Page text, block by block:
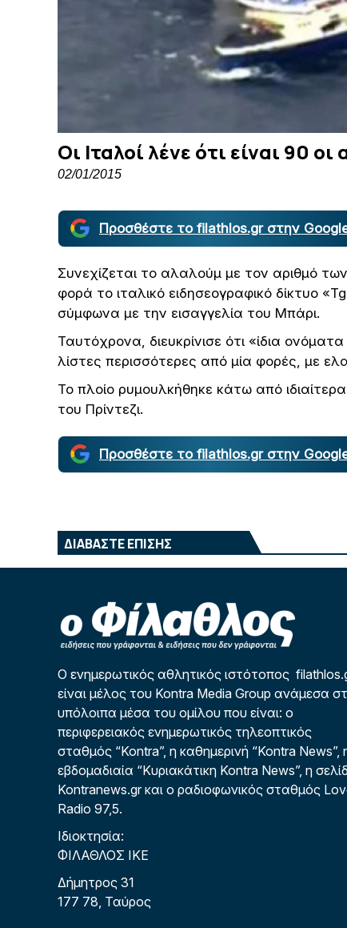
Οι Ιταλοί λένε ότι είναι 90
02/01/2015
Προσθέστε το filathlos.gr στην
Συνεχίζεται το αλαλούμ με τον αριθμό
φορά το ιταλικό ειδησεογραφικό δίκτυο
σύμφωνα με την εισαγγελία του Μπάρι.
Ταυτόχρονα, διευκρίνισε ότι «ίδια
λίστες περισσότερες από μία φορές, με
Το πλοίο ρυμουλκήθηκε κάτω από
του Πρίντεζι.
Προσθέστε το filathlos.gr στην
ΔΙΑΒΑΣΤΕ ΕΠΙΣΗΣ
Ο ενημερωτικός αθλητικός ιστότοπος
είναι μέλος του Kontra Media Group ανάμεσα
υπόλοιπα μέσα του ομίλου που είναι: ο
περιφερειακός ενημερωτικός τηλεοπτικός
σταθμός “Kontra”, η καθημερινή “Kontra News”,
εβδομαδιαία “Κυριακάτικη Kontra News”, η
Kontranews.gr και ο ραδιοφωνικός σταθμός
Radio 97,5.
Ιδιοκτησία:
ΦΙΛΑΘΛΟΣ ΙΚΕ
Δήμητρος 31
177 78, Ταύρος